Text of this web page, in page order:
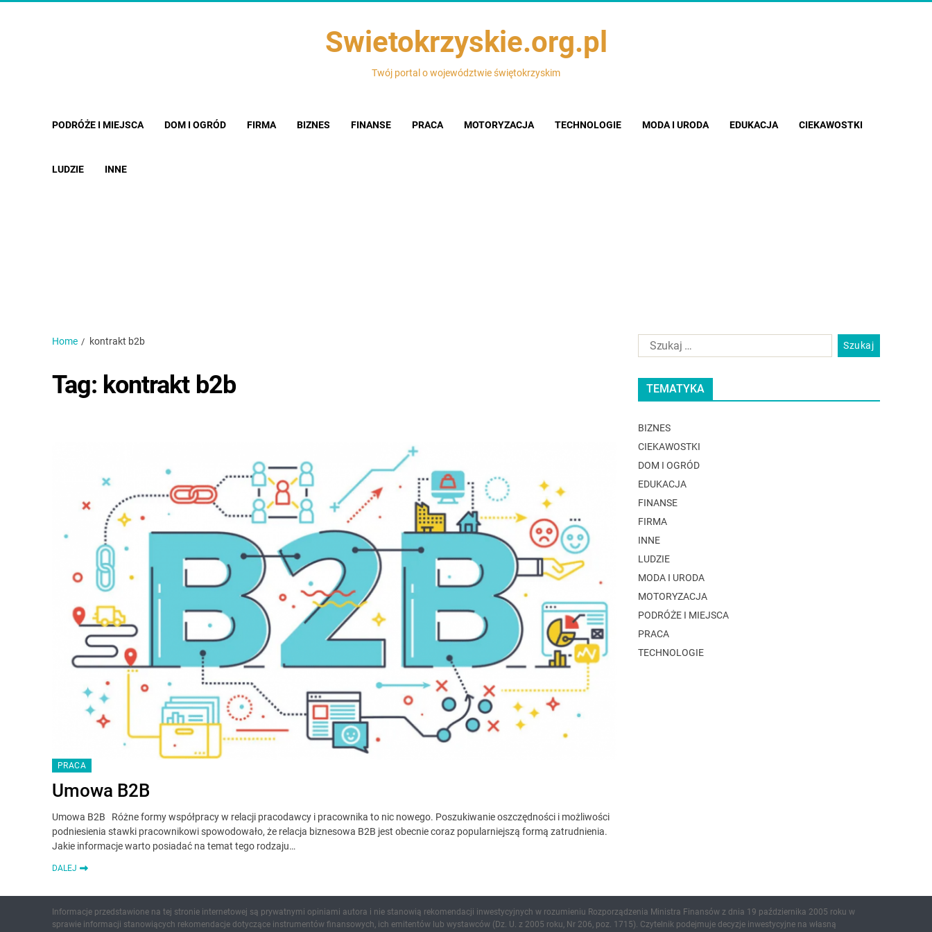
Swietokrzyskie.org.pl
Twój portal o województwie świętokrzyskim
PODRÓŻE I MIEJSCA DOM I OGRÓD FIRMA BIZNES FINANSE PRACA MOTORYZACJA TECHNOLOGIE MODA I URODA EDUKACJA CIEKAWOSTKI
LUDZIE INNE
Home kontrakt b2b
Tag: kontrakt b2b
PRACA
Umowa B2B
Umowa B2B Różne formy współpracy w relacji pracodawcy i pracownika to nic nowego. Poszukiwanie oszczędności i możliwości
podniesienia stawki pracownikowi spowodowało, że relacja biznesowa B2B jest obecnie coraz popularniejszą formą zatrudnienia.
Jakie informacje warto posiadać na temat tego rodzaju…
DALEJ
TEMATYKA
BIZNES
CIEKAWOSTKI
DOM I OGRÓD
EDUKACJA
FINANSE
FIRMA
INNE
LUDZIE
MODA I URODA
MOTORYZACJA
PODRÓŻE I MIEJSCA
PRACA
TECHNOLOGIE
Informacje przedstawione na tej stronie internetowej są prywatnymi opiniami autora i nie stanowią rekomendacji inwestycyjnych w rozumieniu Rozporządzenia Ministra Finansów z dnia 19 października 2005 roku w
sprawie informacji stanowiących rekomendacje dotyczące instrumentów finansowych, ich emitentów lub wystawców (Dz. U. z 2005 roku, Nr 206, poz. 1715). Czytelnik podejmuje decyzje inwestycyjne na własną